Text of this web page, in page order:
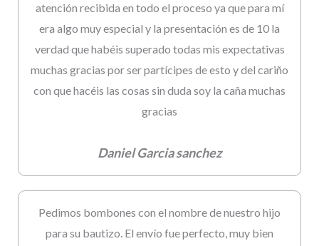
atención recibida en todo el proceso ya que para mí
era algo muy especial y la presentación es de 10 la
verdad que habéis superado todas mis expectativas
muchas gracias por ser partícipes de esto y del cariño
con que hacéis las cosas sin duda soy la caña muchas
gracias
Daniel Garcia sanchez
Pedimos bombones con el nombre de nuestro hijo
para su bautizo. El envío fue perfecto, muy bien